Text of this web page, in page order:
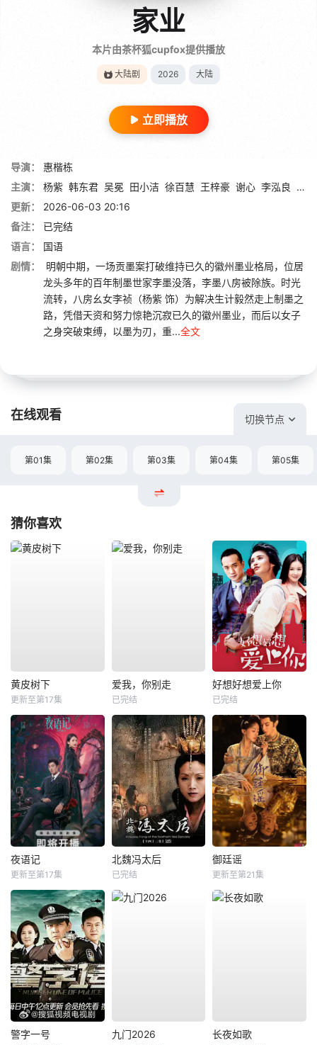
家业
本片由茶杯狐cupfox提供播放
大陆剧 2026 大陆
立即播放
导演：
惠楷栋
主演：
杨紫 韩东君 吴冕 田小洁 徐百慧 王梓豪 谢心 李泓良 杨斯
更新：
2026-06-03 20:16
备注：
已完结
语言：
国语
剧情：
明朝中期，一场贡墨案打破维持已久的徽州墨业格局，位居
龙头多年的百年制墨世家李墨没落，李墨八房被除族。时光
流转，八房幺女李祯（杨紫 饰）为解决生计毅然走上制墨之
路，凭借天资和努力惊艳沉寂已久的徽州墨业，而后以女子
之身突破束缚，以墨为刃，重...全文
在线观看 切换节点
第01集 第02集 第03集 第04集 第05集
猜你喜欢
黄皮树下
更新至第17集
爱我，你别走
已完结
好想好想爱上你
已完结
夜语记
更新至第17集
北魏冯太后
已完结
御廷谣
更新至第21集
警字一号 九门2026 长夜如歌